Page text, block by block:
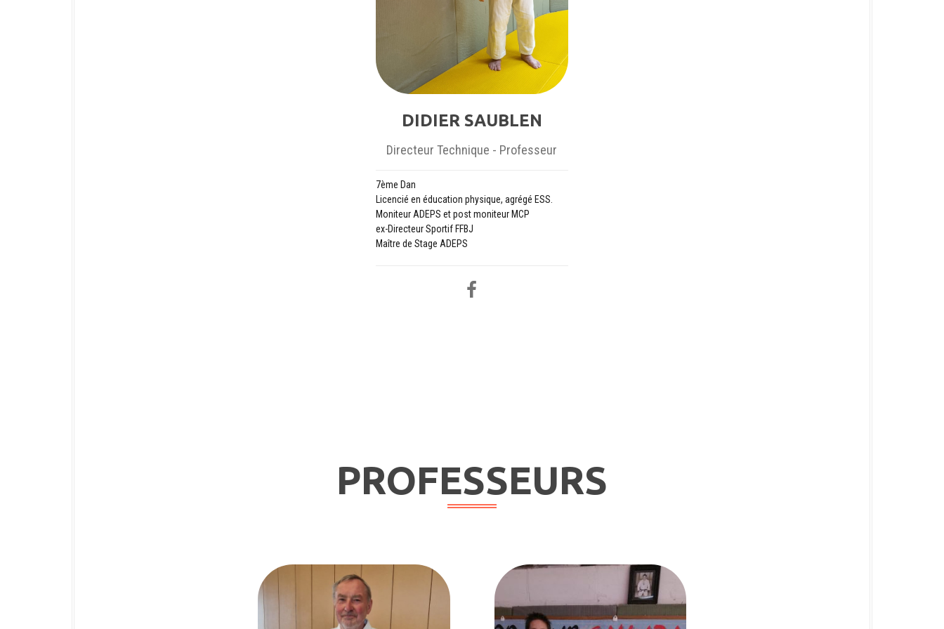
DIDIER SAUBLEN
Directeur Technique - Professeur
7ème Dan
Licencié en éducation physique, agrégé ESS.
Moniteur ADEPS et post moniteur MCP
ex-Directeur Sportif FFBJ
Maître de Stage ADEPS
PROFESSEURS